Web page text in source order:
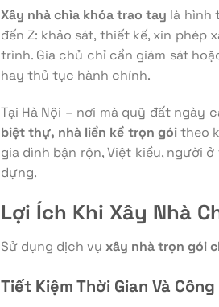
Xây nhà chìa khóa trao tay là hình
đến Z: khảo sát, thiết kế, xin
trình. Gia chủ chỉ cần giám sát
hay thủ tục hành chính.
Tại Hà Nội – nơi mà quỹ đất
biệt thự, nhà liền kề trọn góitheo
gia đình bận rộn, Việt kiều, người
dựng.
Lợi Ích Khi Xây Nhà
Sử dụng dịch vụ xây nhà trọn gói
Tiết Kiệm Thời Gian Và